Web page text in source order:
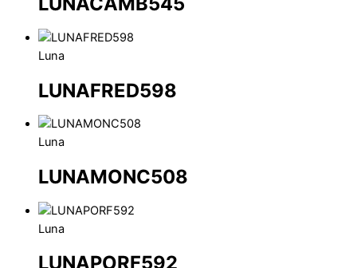
Luna
LUNAFRED598
Luna
LUNAMONC508
Luna
LUNAPORF592